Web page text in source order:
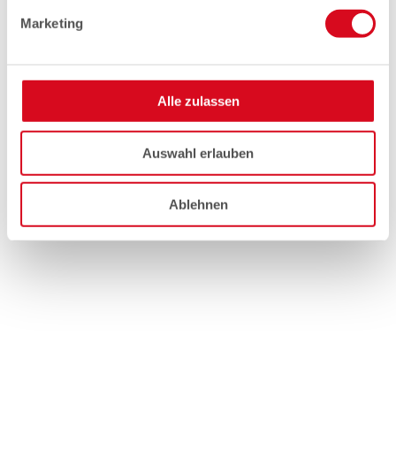
Marketing
Alle zulassen
Auswahl erlauben
Ablehnen